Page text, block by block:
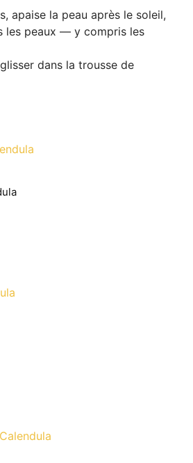
apaise la peau après le soleil,
les peaux — y compris les
dans la trousse de